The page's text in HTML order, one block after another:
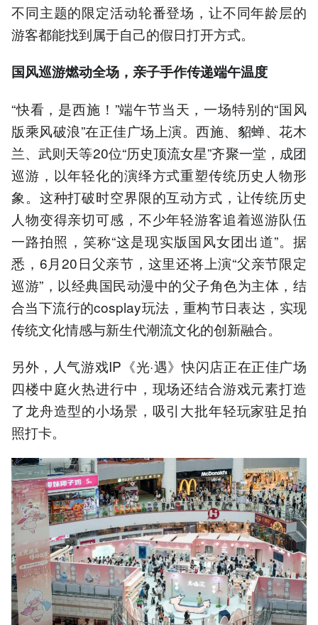
不同主题的限定活动轮番登场，让不同年龄层的
游客都能找到属于自己的假日打开方式。
国风巡游燃动全场，亲子手作传递端午温度
“快看，是西施！”端午节当天，一场特别的“国风
版乘风破浪”在正佳广场上演。西施、貂蝉、花木
兰、武则天等20位“历史顶流女星”齐聚一堂，成团
巡游，以年轻化的演绎方式重塑传统历史人物形
象。这种打破时空界限的互动方式，让传统历史
人物变得亲切可感，不少年轻游客追着巡游队伍
一路拍照，笑称“这是现实版国风女团出道”。据
悉，6月20日父亲节，这里还将上演“父亲节限定
巡游”，以经典国民动漫中的父子角色为主体，结
合当下流行的cosplay玩法，重构节日表达，实现
传统文化情感与新生代潮流文化的创新融合。
另外，人气游戏IP《光·遇》快闪店正在正佳广场
四楼中庭火热进行中，现场还结合游戏元素打造
了龙舟造型的小场景，吸引大批年轻玩家驻足拍
照打卡。